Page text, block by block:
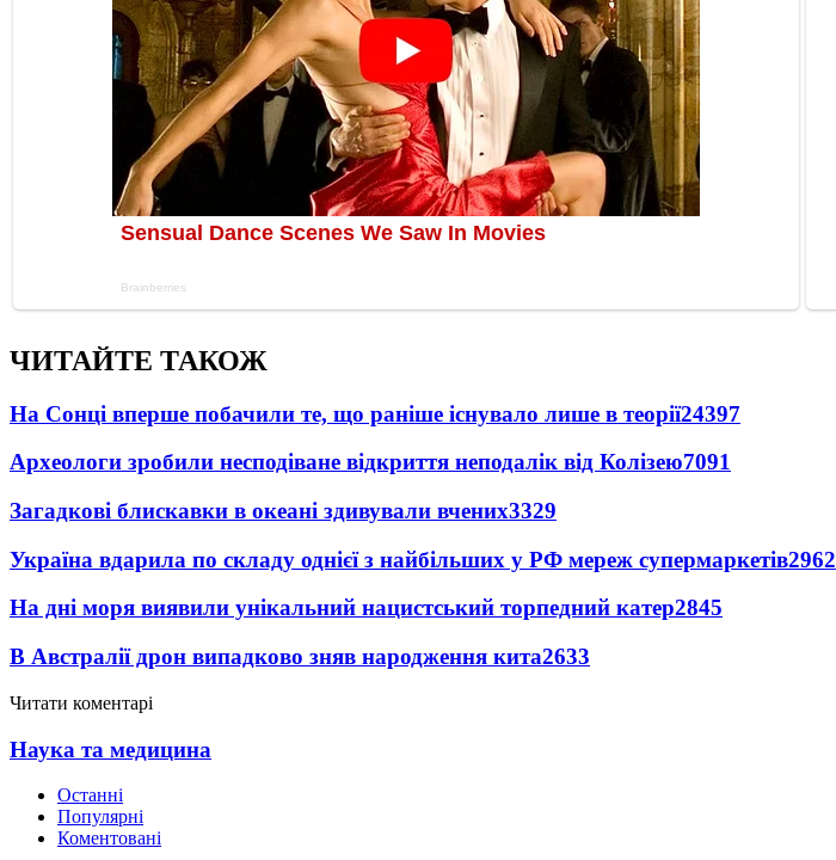
ЧИТАЙТЕ ТАКОЖ
На Сонці вперше побачили те, що раніше існувало лише в теорії24397
Археологи зробили несподіване відкриття неподалік від Колізею7091
Загадкові блискавки в океані здивували вчених3329
Україна вдарила по складу однієї з найбільших у РФ мереж супермаркетів2962
На дні моря виявили унікальний нацистський торпедний катер2845
В Австралії дрон випадково зняв народження кита2633
Читати коментарі
Наука та медицина
Останні
Популярні
Коментовані